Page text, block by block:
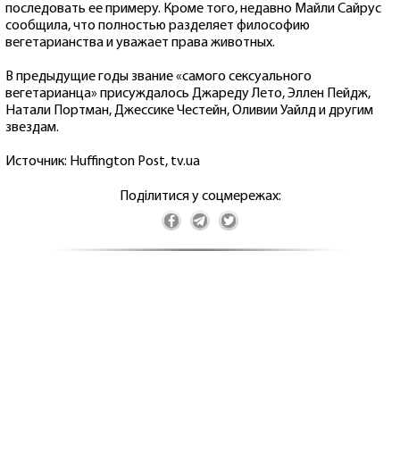
последовать ее примеру. Кроме того, недавно Майли Сайрус
сообщила, что полностью разделяет философию
вегетарианства и уважает права животных.
В предыдущие годы звание «самого сексуального
вегетарианца» присуждалось Джареду Лето, Эллен Пейдж,
Натали Портман, Джессике Честейн, Оливии Уайлд и другим
звездам.
Источник: Huffington Post, tv.ua
Поділитися у соцмережах: